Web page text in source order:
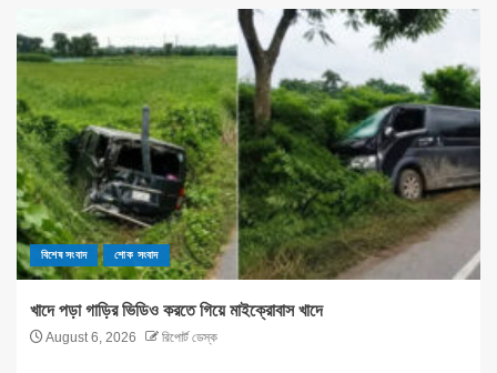
বিশেষ সংবাদ শোক সংবাদ
খাদে পড়া গাড়ির ভিডিও করতে গিয়ে মাইক্রোবাস খাদে
August 6, 2026 রিপোর্ট ডেস্ক